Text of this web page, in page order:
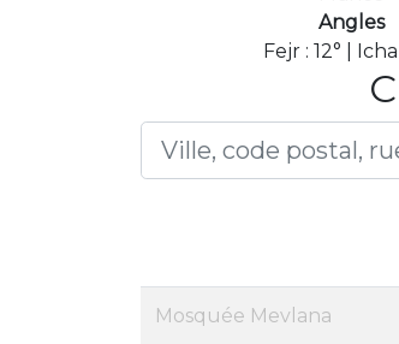
Angles
Fejr : 12° | Icha
Mosquée Mevlana